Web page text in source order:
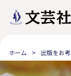
ホーム 出版をお